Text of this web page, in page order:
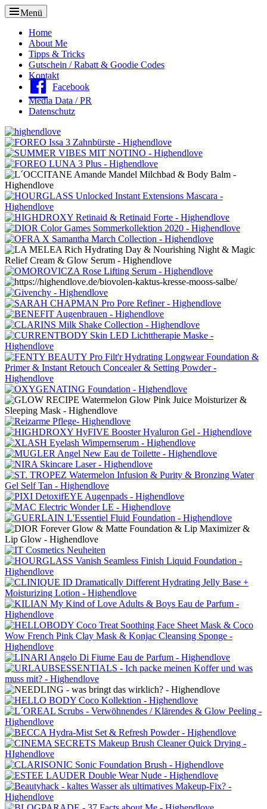
Menü
Oberes
Menü
Home
About Me
Tipps & Tricks
Gutschein / Rabatt & Goodie Codes
Kontakt
Facebook
Media Data / PR
Datenschutz